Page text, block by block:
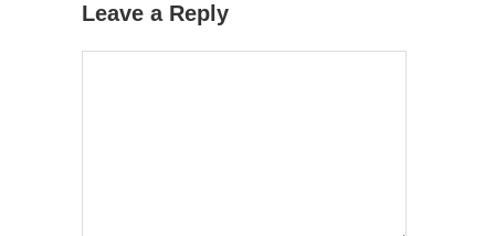
Leave a Reply